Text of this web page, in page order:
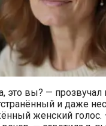
это вы? — прозвучал
и даже
женский голос.